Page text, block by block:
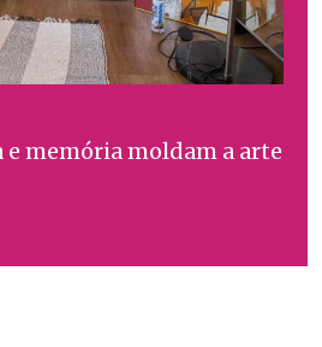
e memória moldam a arte